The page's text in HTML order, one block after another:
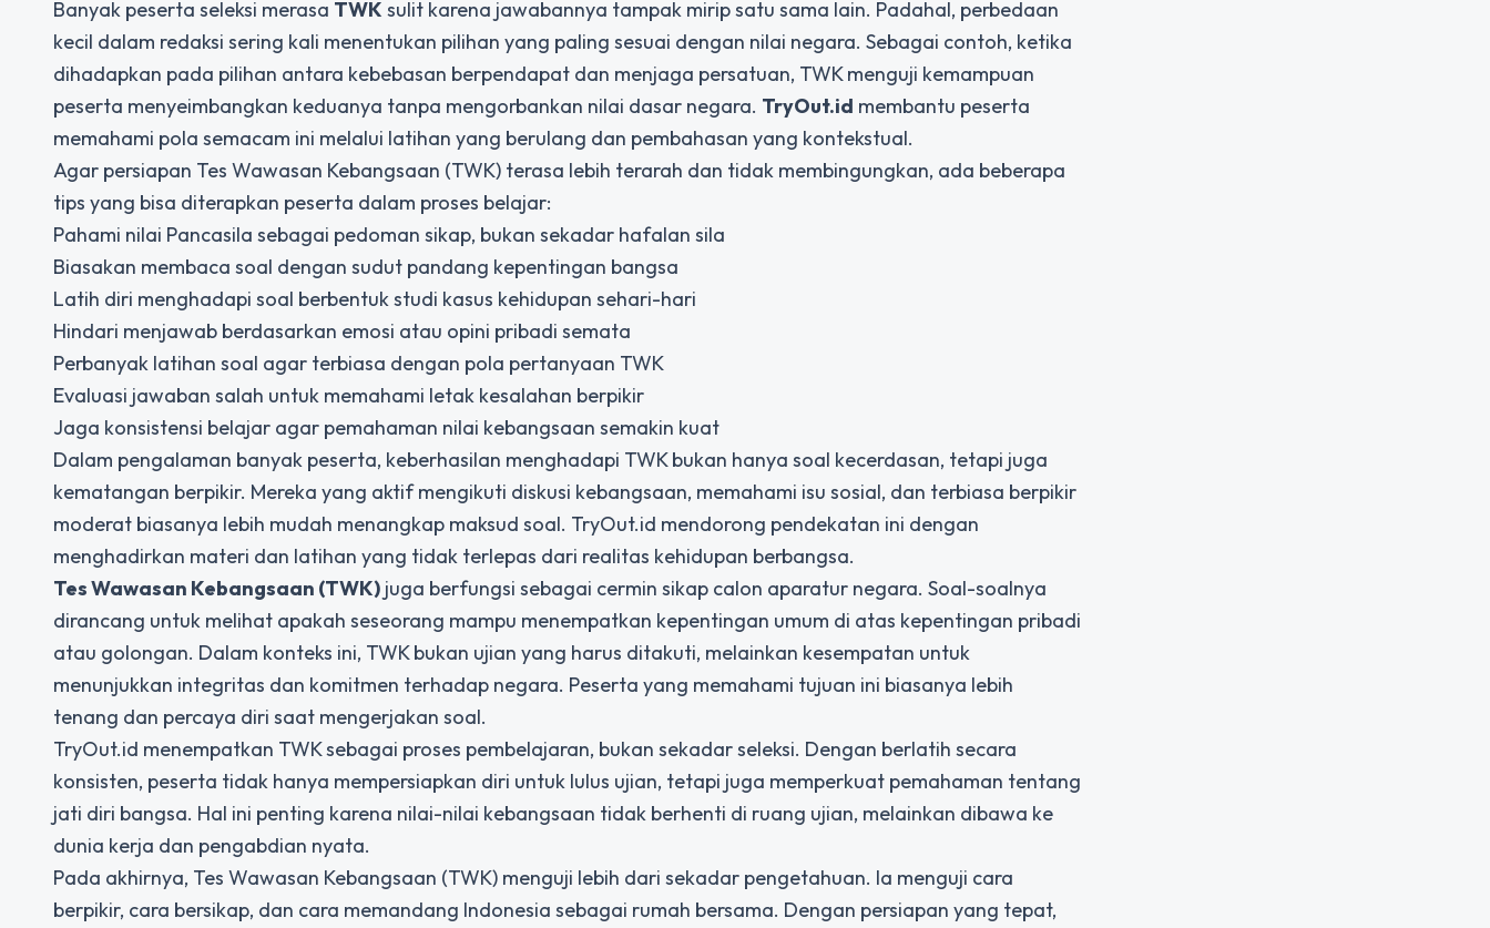
Banyak peserta seleksi merasa TWK sulit karena jawabannya tampak mirip satu sama lain. Padahal, perbedaan
kecil dalam redaksi sering kali menentukan pilihan yang paling sesuai dengan nilai negara. Sebagai contoh, ketika
dihadapkan pada pilihan antara kebebasan berpendapat dan menjaga persatuan, TWK menguji kemampuan
peserta menyeimbangkan keduanya tanpa mengorbankan nilai dasar negara. TryOut.id membantu peserta
memahami pola semacam ini melalui latihan yang berulang dan pembahasan yang kontekstual.
Agar persiapan Tes Wawasan Kebangsaan (TWK) terasa lebih terarah dan tidak membingungkan, ada beberapa
tips yang bisa diterapkan peserta dalam proses belajar:
Pahami nilai Pancasila sebagai pedoman sikap, bukan sekadar hafalan sila
Biasakan membaca soal dengan sudut pandang kepentingan bangsa
Latih diri menghadapi soal berbentuk studi kasus kehidupan sehari-hari
Hindari menjawab berdasarkan emosi atau opini pribadi semata
Perbanyak latihan soal agar terbiasa dengan pola pertanyaan TWK
Evaluasi jawaban salah untuk memahami letak kesalahan berpikir
Jaga konsistensi belajar agar pemahaman nilai kebangsaan semakin kuat
Dalam pengalaman banyak peserta, keberhasilan menghadapi TWK bukan hanya soal kecerdasan, tetapi juga
kematangan berpikir. Mereka yang aktif mengikuti diskusi kebangsaan, memahami isu sosial, dan terbiasa berpikir
moderat biasanya lebih mudah menangkap maksud soal. TryOut.id mendorong pendekatan ini dengan
menghadirkan materi dan latihan yang tidak terlepas dari realitas kehidupan berbangsa.
Tes Wawasan Kebangsaan (TWK) juga berfungsi sebagai cermin sikap calon aparatur negara. Soal-soalnya
dirancang untuk melihat apakah seseorang mampu menempatkan kepentingan umum di atas kepentingan pribadi
atau golongan. Dalam konteks ini, TWK bukan ujian yang harus ditakuti, melainkan kesempatan untuk
menunjukkan integritas dan komitmen terhadap negara. Peserta yang memahami tujuan ini biasanya lebih
tenang dan percaya diri saat mengerjakan soal.
TryOut.id menempatkan TWK sebagai proses pembelajaran, bukan sekadar seleksi. Dengan berlatih secara
konsisten, peserta tidak hanya mempersiapkan diri untuk lulus ujian, tetapi juga memperkuat pemahaman tentang
jati diri bangsa. Hal ini penting karena nilai-nilai kebangsaan tidak berhenti di ruang ujian, melainkan dibawa ke
dunia kerja dan pengabdian nyata.
Pada akhirnya, Tes Wawasan Kebangsaan (TWK) menguji lebih dari sekadar pengetahuan. Ia menguji cara
berpikir, cara bersikap, dan cara memandang Indonesia sebagai rumah bersama. Dengan persiapan yang tepat,